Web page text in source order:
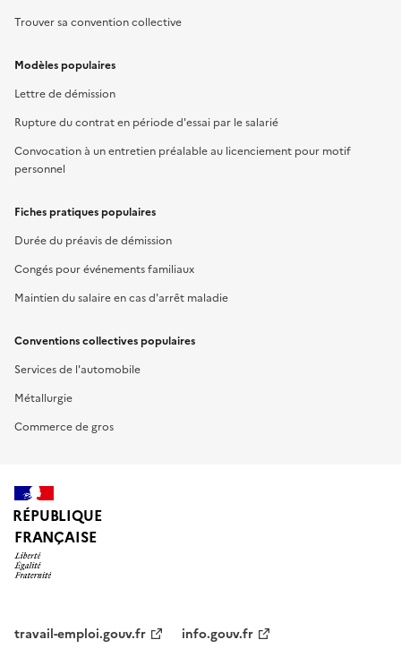
Trouver sa convention collective
Modèles populaires
Lettre de démission
Rupture du contrat en période d'essai par le salarié
Convocation à un entretien préalable au licenciement pour motif
personnel
Fiches pratiques populaires
Durée du préavis de démission
Congés pour événements familiaux
Maintien du salaire en cas d'arrêt maladie
Conventions collectives populaires
Services de l'automobile
Métallurgie
Commerce de gros
RÉPUBLIQUE
FRANÇAISE
travail-emploi.gouv.fr
info.gouv.fr